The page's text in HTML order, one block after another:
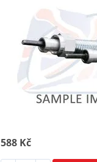
588 Kč